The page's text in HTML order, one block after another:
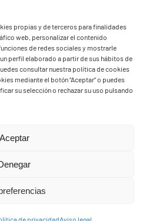
propias y de terceros para finalidades
web, personalizar el contenido
de redes sociales y mostrarle
perfil elaborado a partir de sus hábitos de
consultar nuestra política de cookies
mediante el botón “Aceptar” o puedes
su selección o rechazar su uso pulsando
Aceptar
de privacidadAviso legal
de Yaiza - Todos los